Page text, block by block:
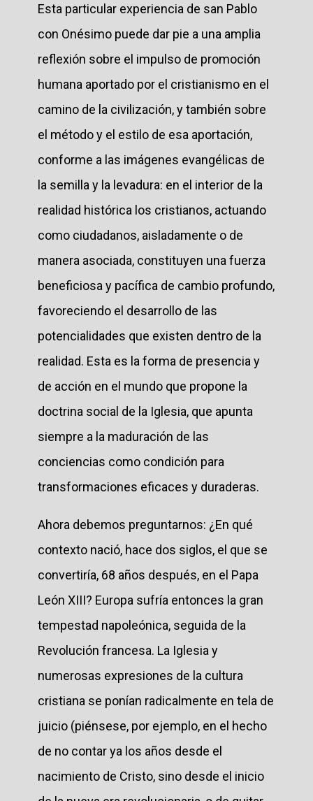
Esta particular experiencia de san Pablo
con Onésimo puede dar pie a una amplia
reflexión sobre el impulso de promoción
humana aportado por el cristianismo en el
camino de la civilización, y también sobre
el método y el estilo de esa aportación,
conforme a las imágenes evangélicas de
la semilla y la levadura: en el interior de la
realidad histórica los cristianos, actuando
como ciudadanos, aisladamente o de
manera asociada, constituyen una fuerza
beneficiosa y pacífica de cambio profundo,
favoreciendo el desarrollo de las
potencialidades que existen dentro de la
realidad. Esta es la forma de presencia y
de acción en el mundo que propone la
doctrina social de la Iglesia, que apunta
siempre a la maduración de las
conciencias como condición para
transformaciones eficaces y duraderas.
Ahora debemos preguntarnos: ¿En qué
contexto nació, hace dos siglos, el que se
convertiría, 68 años después, en el Papa
León XIII? Europa sufría entonces la gran
tempestad napoleónica, seguida de la
Revolución francesa. La Iglesia y
numerosas expresiones de la cultura
cristiana se ponían radicalmente en tela de
juicio (piénsese, por ejemplo, en el hecho
de no contar ya los años desde el
nacimiento de Cristo, sino desde el inicio